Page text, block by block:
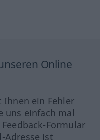
Online
Ihnen ein Fehler
uns einfach mal
Formular
Adresse ist